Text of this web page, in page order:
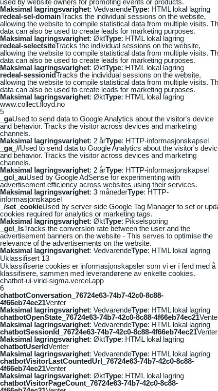
Maksimal lagringsvarighet: VedvarendeType: HTML lokal lagring
redeal-sel-domainTracks the individual sessions on the website,
allowing the website to compile statistical data from multiple visits.
data can also be used to create leads for marketing purposes.
Maksimal lagringsvarighet: ØktType: HTML lokal lagring
redeal-selectsiteTracks the individual sessions on the website,
allowing the website to compile statistical data from multiple visits.
data can also be used to create leads for marketing purposes.
Maksimal lagringsvarighet: ØktType: HTML lokal lagring
redeal-sessionidTracks the individual sessions on the website,
allowing the website to compile statistical data from multiple visits.
data can also be used to create leads for marketing purposes.
Maksimal lagringsvarighet: ØktType: HTML lokal lagring
www.collect.floyd.no
5
_gaUsed to send data to Google Analytics about the visitor's device
and behavior. Tracks the visitor across devices and marketing
channels.
Maksimal lagringsvarighet: 2 årType: HTTP-informasjonskapsel
_ga_#Used to send data to Google Analytics about the visitor's
and behavior. Tracks the visitor across devices and marketing
channels.
Maksimal lagringsvarighet: 2 årType: HTTP-informasjonskapsel
_gcl_auUsed by Google AdSense for experimenting with
advertisement efficiency across websites using their services.
Maksimal lagringsvarighet: 3 månederType: HTTP-
informasjonskapsel
_/set_cookieUsed by server-side Google Tag Manager to set or
cookies required for analytics or marketing tags.
Maksimal lagringsvarighet: ØktType: Pikselsporing
_gcl_lsTracks the conversion rate between the user and the
advertisement banners on the website - This serves to optimise the
relevance of the advertisements on the website.
Maksimal lagringsvarighet: VedvarendeType: HTML lokal lagring
Uklassifisert 13
Uklassifiserte cookies er informasjonskapsler som vi er i ferd med å
klassifisere, sammen med leverandørene av enkelte cookies.
chatbot-ui-virid-sigma.vercel.app
6
chatbotConversation_76724e63-74b7-42c0-8c88-
4f66eb74ec21Venter
Maksimal lagringsvarighet: VedvarendeType: HTML lokal lagring
chatbotOpenState_76724e63-74b7-42c0-8c88-4f66eb74ec21
Maksimal lagringsvarighet: VedvarendeType: HTML lokal lagring
chatbotSessionId_76724e63-74b7-42c0-8c88-4f66eb74ec21Venter
Maksimal lagringsvarighet: ØktType: HTML lokal lagring
chatbotUserIdVenter
Maksimal lagringsvarighet: VedvarendeType: HTML lokal lagring
chatbotVisitorLastCountedUrl_76724e63-74b7-42c0-8c88-
4f66eb74ec21Venter
Maksimal lagringsvarighet: ØktType: HTML lokal lagring
chatbotVisitorPageCount_76724e63-74b7-42c0-8c88-